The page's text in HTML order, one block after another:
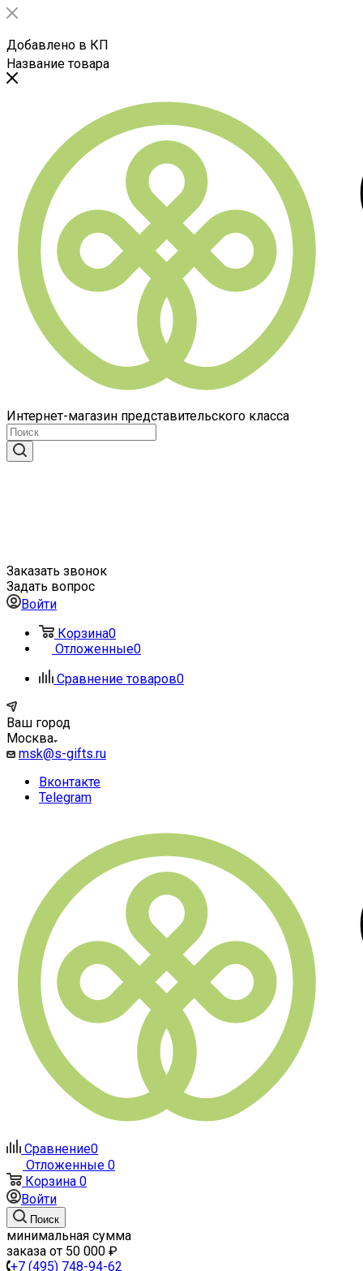
Добавлено в КП
Название товара
Интернет-магазин представительского класса
Заказать звонок
Задать вопрос
Войти
Корзина0
Отложенные0
Сравнение товаров0
Ваш город
Москва
msk@s-gifts.ru
Вконтакте
Telegram
Сравнение0
Отложенные 0
Корзина 0
Войти
Поиск
минимальная сумма
заказа от 50 000 ₽
+7 (495) 748-94-62